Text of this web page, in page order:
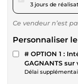
3 jours de
Ce vendeur n’est
Personnaliser
# OPTION 1 :
GAGNANTS
Délai